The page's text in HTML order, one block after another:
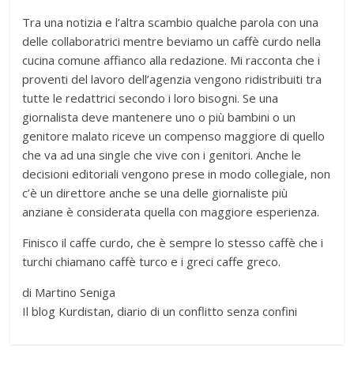
Tra una notizia e l’altra scambio qualche parola con una
delle collaboratrici mentre beviamo un caffè curdo nella
cucina comune affianco alla redazione. Mi racconta che i
proventi del lavoro dell’agenzia vengono ridistribuiti tra
tutte le redattrici secondo i loro bisogni. Se una
giornalista deve mantenere uno o più bambini o un
genitore malato riceve un compenso maggiore di quello
che va ad una single che vive con i genitori. Anche le
decisioni editoriali vengono prese in modo collegiale, non
c’è un direttore anche se una delle giornaliste più
anziane è considerata quella con maggiore esperienza.
Finisco il caffe curdo, che è sempre lo stesso caffè che i
turchi chiamano caffè turco e i greci caffe greco.
di Martino Seniga
Il blog Kurdistan, diario di un conflitto senza confini